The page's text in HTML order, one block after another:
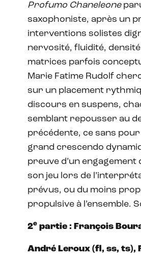
Profumo Chaneleone
saxophoniste, après un
interventions solistes
nervosité, fluidité,
matrices parfois
Marie Fatime Rudolf
sur un placement
discours en suspens,
semblant repousser au
précédente, ce sans
grand crescendo
preuve d’un
son jeu lors de
prévus, ou du moins
propulsive à l’ensemble.
2e partie : François
André Leroux (fl, ss, ts),